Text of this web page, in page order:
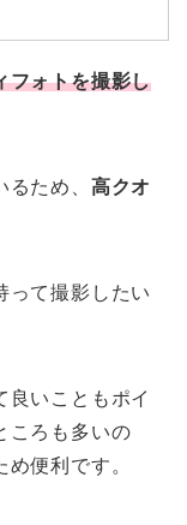
フォトを撮影し
ため、 高クオ
って撮影したい
良いこともポイ
ころも多いの
便利です。